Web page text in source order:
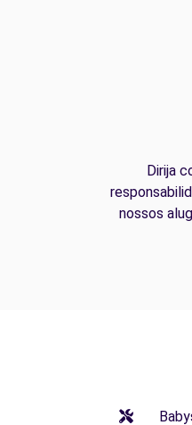
Dirija
nossos